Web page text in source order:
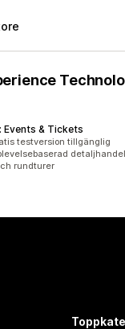
Events & Tickets
totalt
testversion tillgänglig
rundturer